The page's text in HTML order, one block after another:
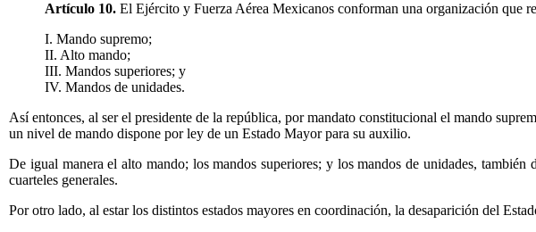
Artículo 10. El Ejército y Fuerza Aérea Mexicanos conforman una organización que
I. Mando supremo;
II. Alto mando;
III. Mandos superiores; y
IV. Mandos de unidades.
Así entonces, al ser el presidente de la república, por mandato constitucional el mando
un nivel de mando dispone por ley de un Estado Mayor para su auxilio.
De igual manera el alto mando; los mandos superiores; y los mandos de unidades,
cuarteles generales.
Por otro lado, al estar los distintos estados mayores en coordinación, la desaparición del